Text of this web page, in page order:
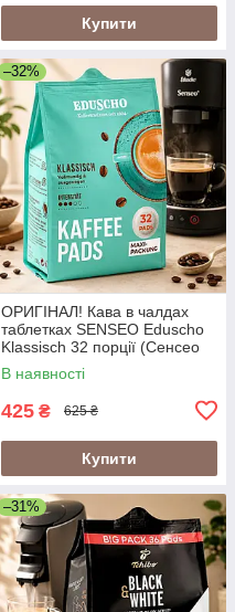
Купити
–32%
ОРИГІНАЛ! Кава в чалдах
таблетках SENSEO Eduscho
Klassisch 32 порції (Сенсео
монодози 62 мм
збалансована кава)
В наявності
425 ₴ 625 ₴
Купити
–31%